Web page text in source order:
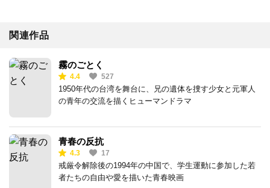
関連作品
霧のごとく
4.4 527
1950年代の台湾を舞台に、兄の遺体を捜す少女と元軍人
の青年の交流を描くヒューマンドラマ
青春の反抗
4.3 17
戒厳令解除後の1994年の中国で、学生運動に参加した若
者たちの自由や愛を描いた青春映画